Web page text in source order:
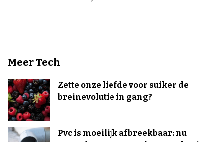
Meer Tech
Zette onze liefde voor suiker de
breinevolutie in gang?
Pvc is moeilijk afbreekbaar: nu